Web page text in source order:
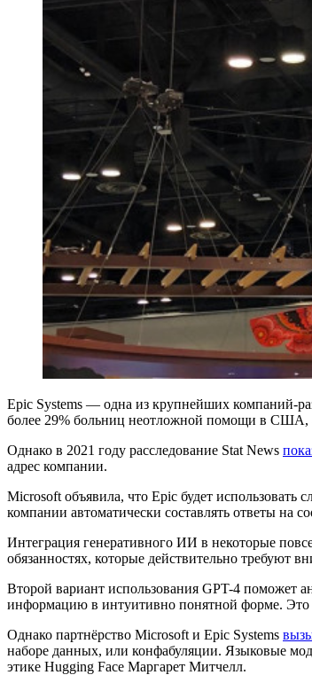
Epic Systems — одна из крупнейших компаний-
более 29% больниц неотложной помощи в США,
Однако в 2021 году расследование Stat News
адрес компании.
Microsoft объявила, что Epic будет
компании автоматически составлять ответы на
Интеграция генеративного ИИ в некоторые
обязанностях, которые действительно требуют
Второй вариант использования GPT-4 поможет
информацию в интуитивно понятной форме. Это
Однако партнёрство Microsoft и Epic Systems
наборе данных, или конфабуляции. Языковые
этике Hugging Face Маргарет Митчелл.